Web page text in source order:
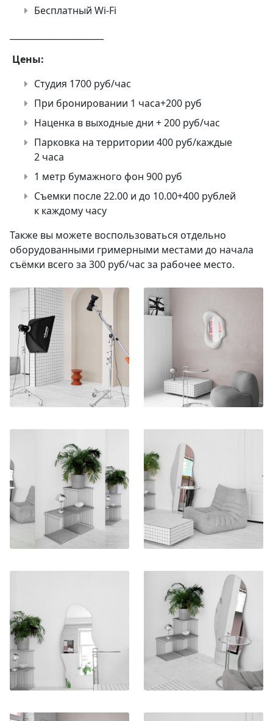
Бесплатный Wi-Fi
Цены:
Студия 1700 руб/час
При бронировании 1 часа+200 руб
Наценка в выходные дни + 200 руб/час
Парковка на территории 400 руб/каждые
2 часа
1 метр бумажного фон 900 руб
Съемки после 22.00 и до 10.00+400 рублей
к каждому часу
Также вы можете воспользоваться отдельно
оборудованными гримерными местами до начала
съёмки всего за 300 руб/час за рабочее место.